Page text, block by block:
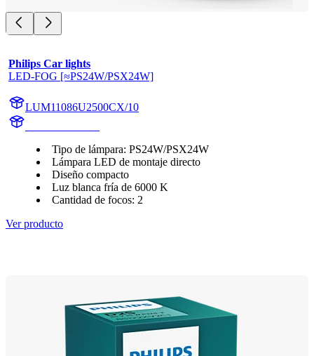
Philips Car lights
LED-FOG [≈PS24W/PSX24W]
LUM11086U2500CX/10
Tipo de lámpara: PS24W/PSX24W
Lámpara LED de montaje directo
Diseño compacto
Luz blanca fría de 6000 K
Cantidad de focos: 2
Ver producto